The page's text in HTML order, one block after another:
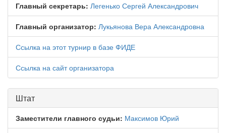
Главный секретарь: Легенько Сергей Александрович
Главный организатор: Лукьянова Вера Александровна
Ссылка на этот турнир в базе ФИДЕ
Ссылка на сайт организатора
Штат
Заместители главного судьи: Максимов Юрий